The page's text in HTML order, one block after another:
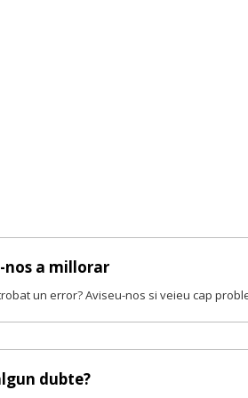
nos a millorar
un error? Aviseu-nos si veieu cap
dubte?